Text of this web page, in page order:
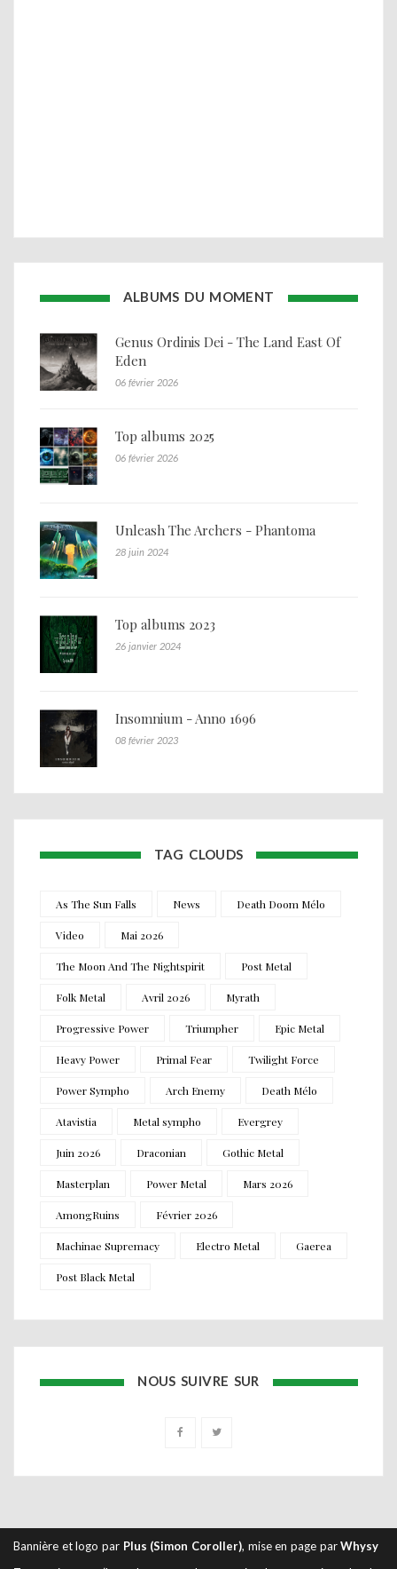
ALBUMS DU MOMENT
Genus Ordinis Dei - The Land East Of
Eden
06 février 2026
Top albums 2025
06 février 2026
Unleash The Archers - Phantoma
28 juin 2024
Top albums 2023
26 janvier 2024
Insomnium - Anno 1696
08 février 2023
TAG CLOUDS
As The Sun Falls News Death Doom Mélo
Video Mai 2026
The Moon And The Nightspirit Post Metal
Folk Metal Avril 2026 Myrath
Progressive Power Triumpher Epic Metal
Heavy Power Primal Fear Twilight Force
Power Sympho Arch Enemy Death Mélo
Atavistia Metal sympho Evergrey
Juin 2026 Draconian Gothic Metal
Masterplan Power Metal Mars 2026
AmongRuins Février 2026
Machinae Supremacy Electro Metal Gaerea
Post Black Metal
NOUS SUIVRE SUR
Bannière et logo par Plus (Simon Coroller), mise en page parWhysy